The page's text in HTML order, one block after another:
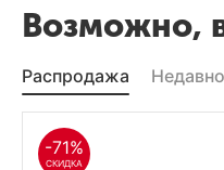
Возможно,
Распродажа
-71%
СКИДКА